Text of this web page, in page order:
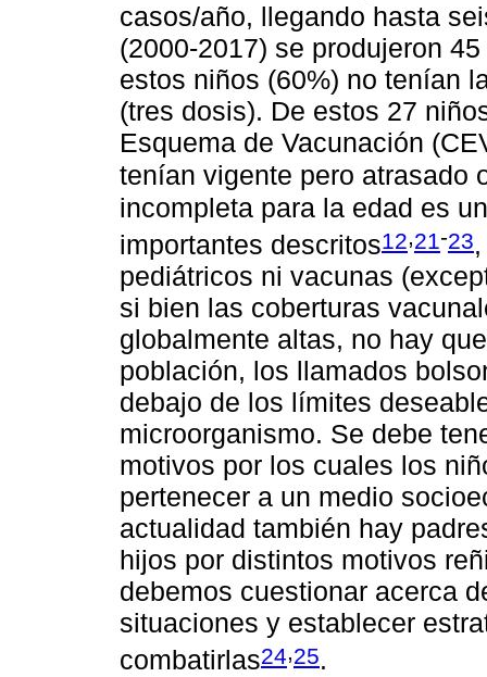
casos/año, llegando hasta
(2000-2017) se produjeron
estos niños (60%) no tenían
(tres dosis). De estos 27
Esquema de Vacunación
tenían vigente pero atrasado
incompleta para la edad es
importantes descritos12 21 -23
pediátricos ni vacunas
si bien las coberturas
globalmente altas, no hay
población, los llamados
debajo de los límites
microorganismo. Se debe
motivos por los cuales los
pertenecer a un medio
actualidad también hay
hijos por distintos motivos
debemos cuestionar acerca
situaciones y establecer
combatirlas24,25.